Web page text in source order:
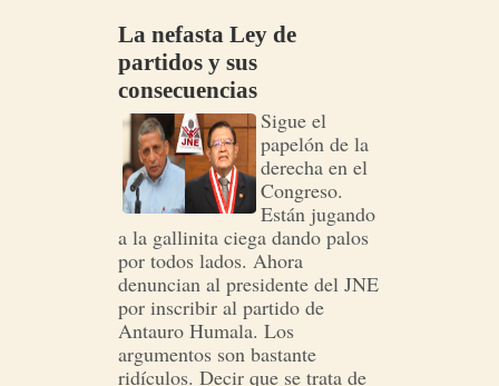
La nefasta Ley de
partidos y sus
consecuencias
Sigue el
papelón de la
derecha en el
Congreso.
Están jugando
a la gallinita ciega dando palos
por todos lados. Ahora
denuncian al presidente del JNE
por inscribir al partido de
Antauro Humala. Los
argumentos son bastante
ridículos. Decir que se trata de